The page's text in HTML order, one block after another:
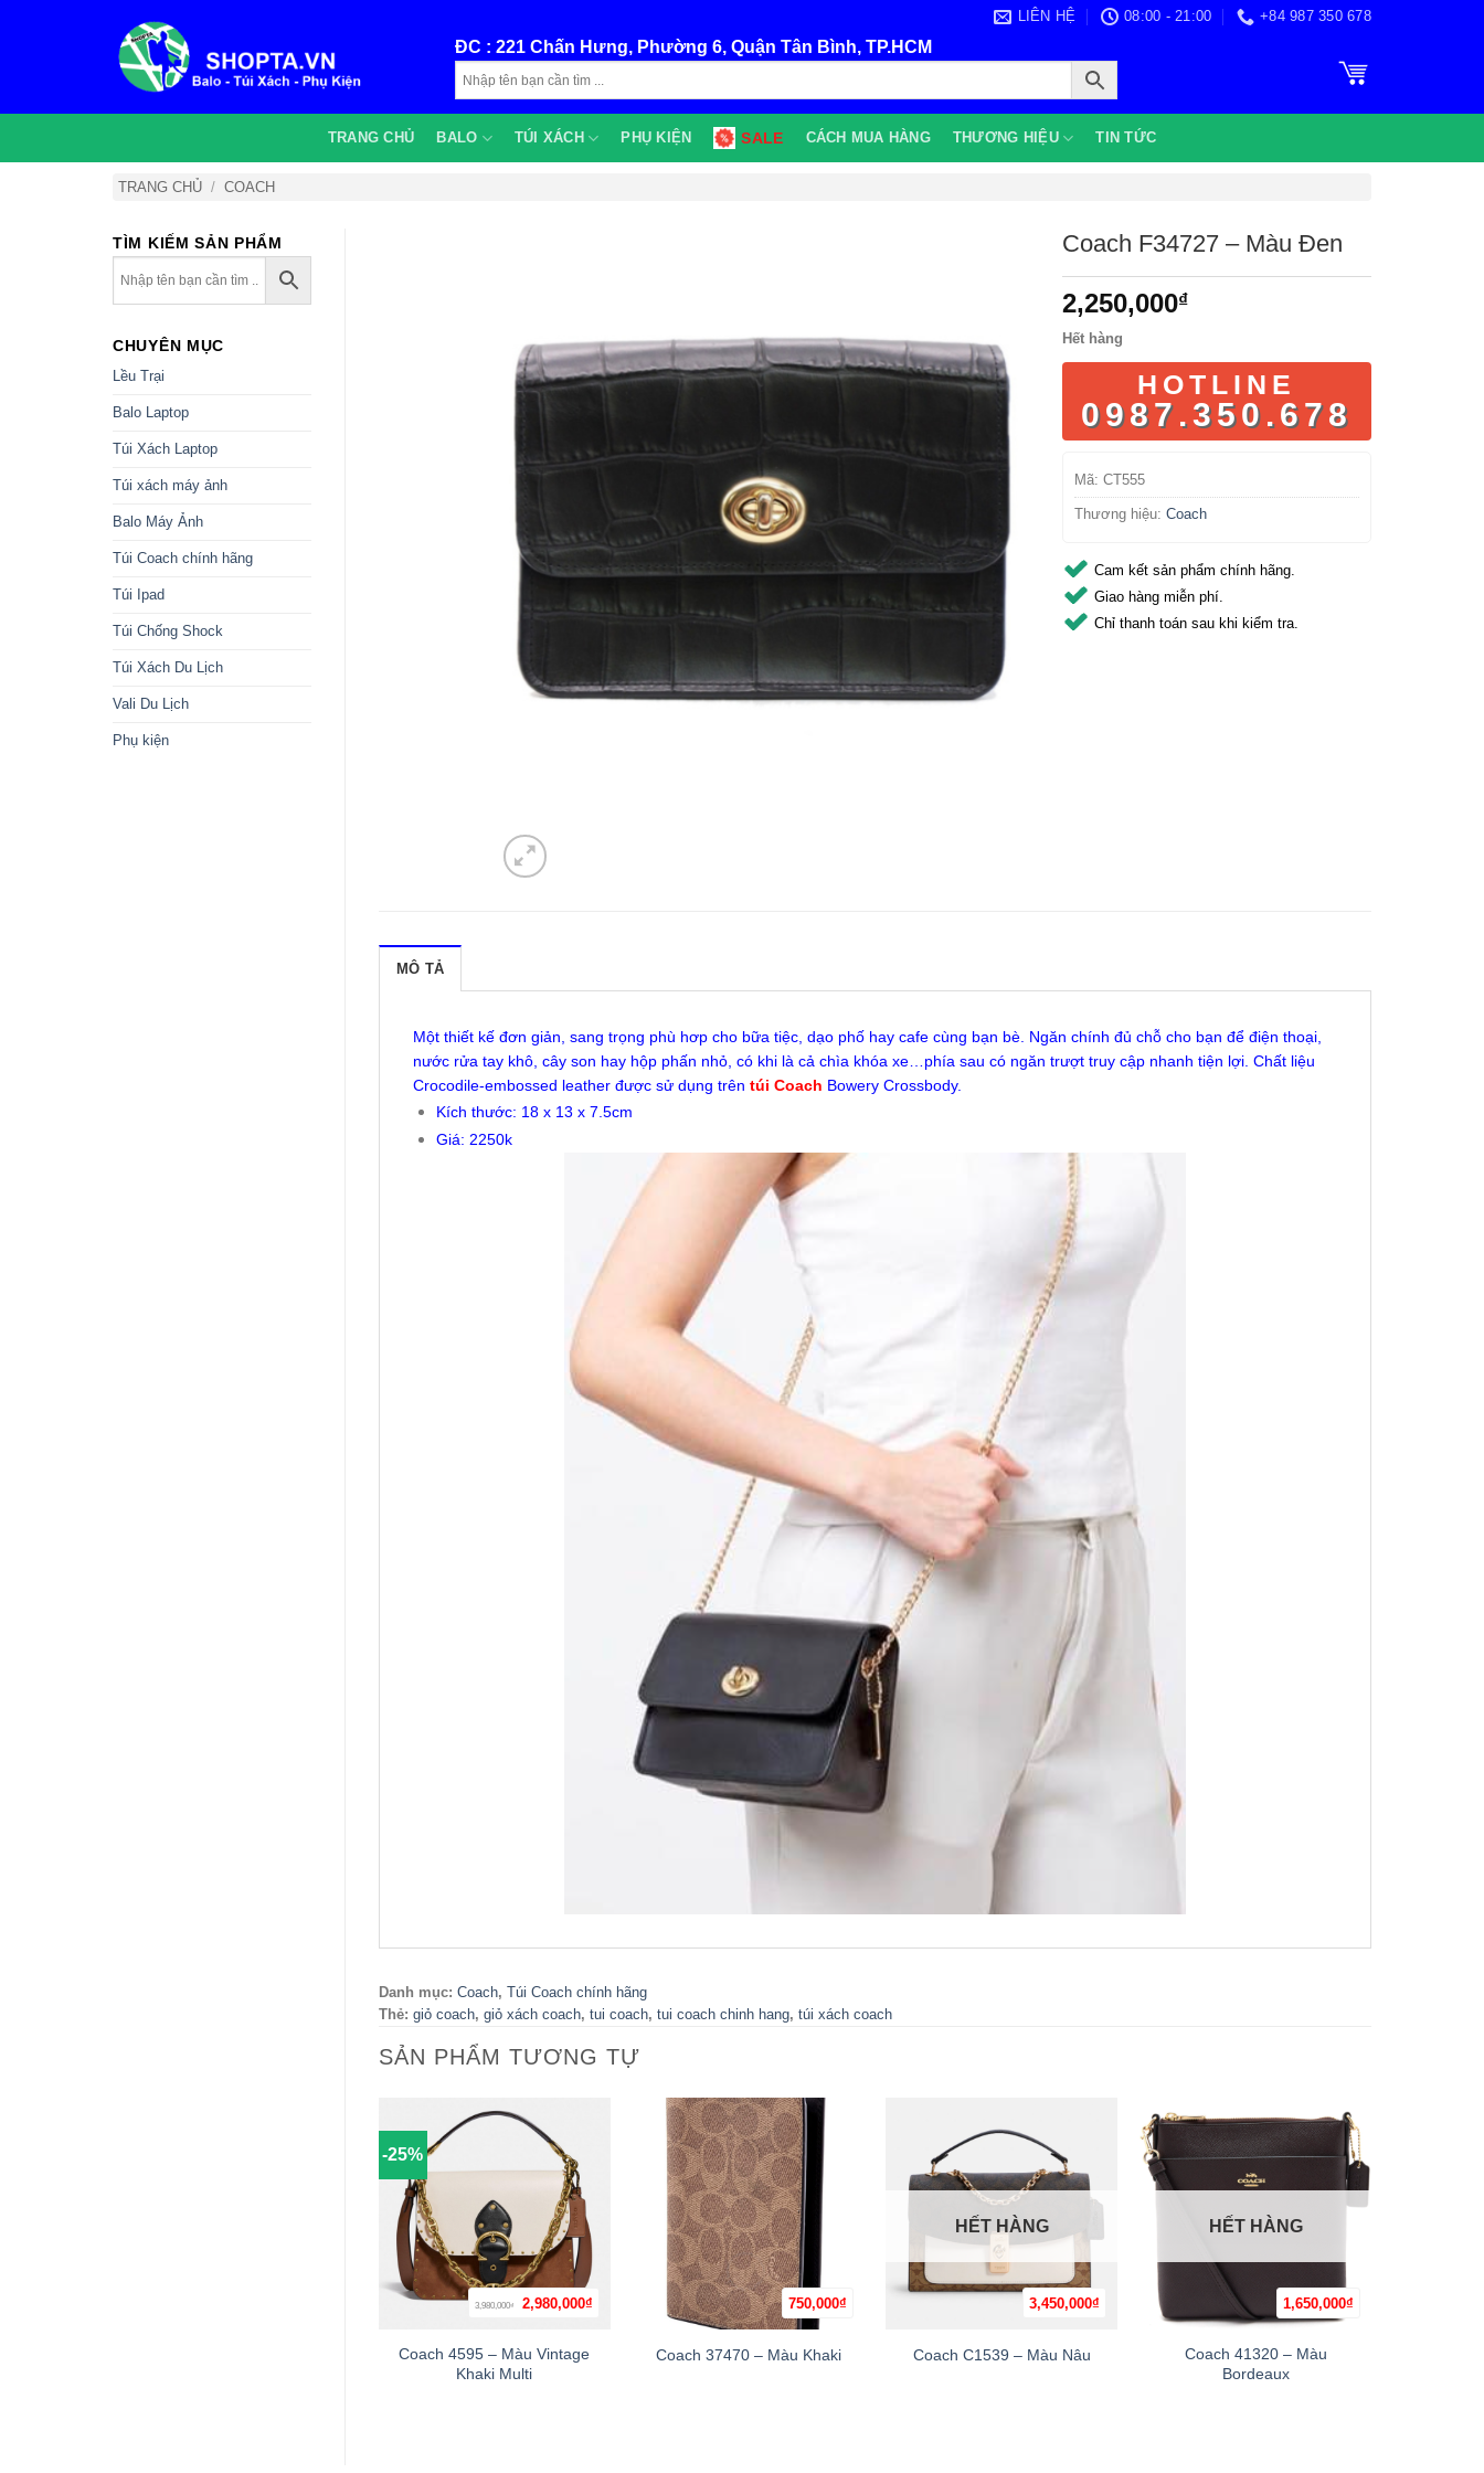
LIÊN HỆ 08:00 - 21:00 +84 987 350 678
ĐC : 221 Chấn Hưng, Phường 6, Quận Tân Bình, TP.HCM
TRANG CHỦ BALO TÚI XÁCH PHỤ KIỆN SALE CÁCH MUA HÀNG THƯƠNG HIỆU TIN TỨC
TRANG CHỦ / COACH
TÌM KIẾM SẢN PHẨM
CHUYÊN MỤC
Lều Trại
Balo Laptop
Túi Xách Laptop
Túi xách máy ảnh
Balo Máy Ảnh
Túi Coach chính hãng
Túi Ipad
Túi Chống Shock
Túi Xách Du Lịch
Vali Du Lịch
Phụ kiện
Coach F34727 – Màu Đen
2,250,000₫
Hết hàng
HOTLINE
0987.350.678
Mã:CT555
Thương hiệu:Coach
Cam kết sản phẩm chính hãng.
Giao hàng miễn phí.
Chỉ thanh toán sau khi kiểm tra.
MÔ TẢ
Một thiết kế đơn giản, sang trọng phù hơp cho bữa tiệc, dạo phố hay cafe cùng bạn bè. Ngăn chính đủ chỗ cho bạn để điện thoại,
nước rửa tay khô, cây son hay hộp phấn nhỏ, có khi là cả chìa khóa xe…phía sau có ngăn trượt truy cập nhanh tiện lợi. Chất liệu
Crocodile-embossed leather được sử dụng trên túi Coach Bowery Crossbody.
Kích thước: 18 x 13 x 7.5cm
Giá: 2250k
Danh mục: Coach, Túi Coach chính hãng
Thẻ: giỏ coach, giỏ xách coach, tui coach, tui coach chinh hang, túi xách coach
SẢN PHẨM TƯƠNG TỰ
-25%
3,980,000₫
Giá
gốc
2,980,000₫Giá
2,980,000₫.
Coach 4595 – Màu Vintage
Khaki Multi
750,000₫
Coach 37470 – Màu Khaki
3,450,000₫
HẾT HÀNG
Coach C1539 – Màu Nâu
1,650,000₫
HẾT HÀNG
Coach 41320 – Màu
Bordeaux